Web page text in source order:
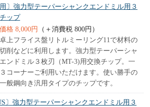
用〕強力型テーパーシャンクエンドミル用３
ップ
格 8,000円
（＋消費税 800円）
上フライス盤リトルミーリング11で材料の
削などに利用します。強力型テーパーシャ
ンドミル３枚刃（MT-3)用交換チップ。一
コーナーご利用いただけます。使い勝手の
般鋼向き汎用タイプのチップです。
〕強力型テーパーシャンクエンドミル用３